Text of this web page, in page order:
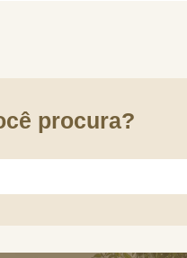
procura?